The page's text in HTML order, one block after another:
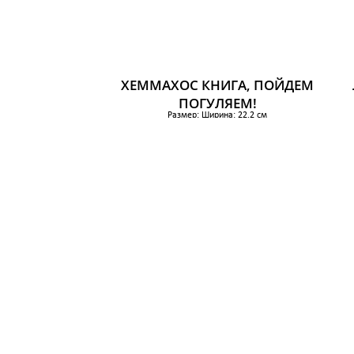
ХЕММАХОС КНИГА, ПОЙДЕМ
ПОГУЛЯЕМ!
Размер: Ширина: 22.2 см